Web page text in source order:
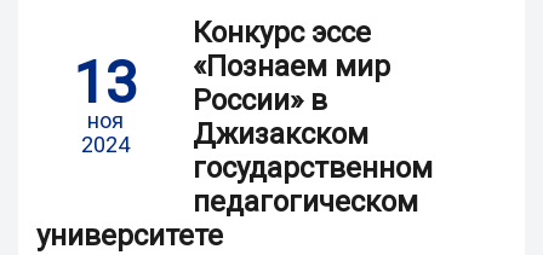
13
ноя
2024
Конкурс эссе
«Познаем мир
России» в
Джизакском
государственном
педагогическом
университете